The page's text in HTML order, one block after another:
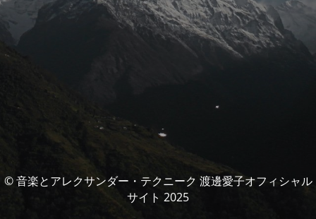
© 音楽とアレクサンダー・テクニーク 渡邊愛子オフィシャル
サイト 2025